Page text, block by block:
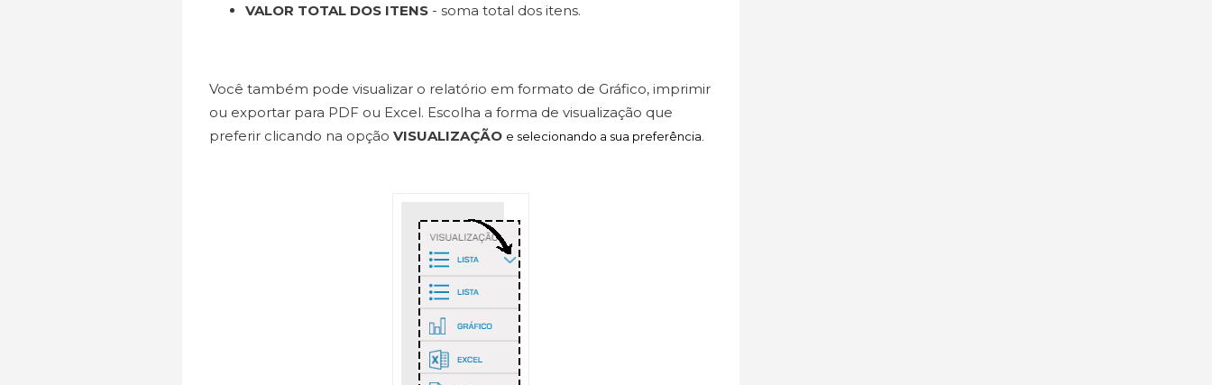
VALOR TOTAL DOS ITENS - soma total dos itens.
Você também pode visualizar o relatório em formato de Gráfico, imprimir
ou exportar para PDF ou Excel. Escolha a forma de visualização que
preferir clicando na opção VISUALIZAÇÃO e selecionando a sua preferência.